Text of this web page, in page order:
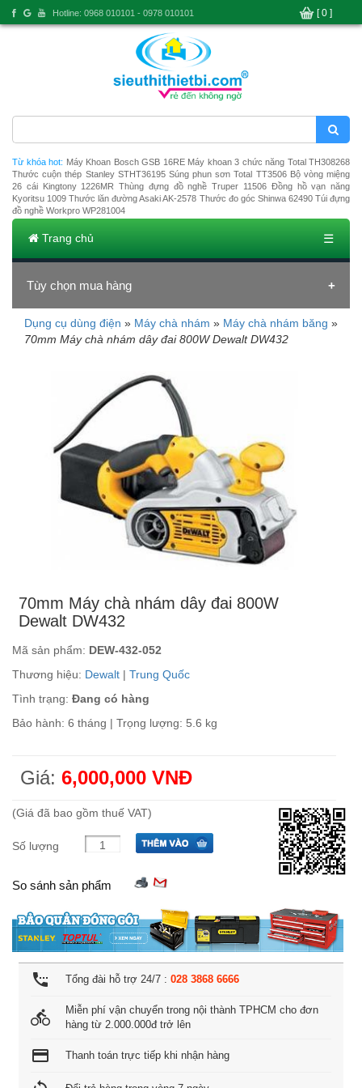
Từ khóa hot: Máy Khoan Bosch GSB 16RE Máy khoan 3 chức năng Total TH308268
Thước cuộn thép Stanley STHT36195 Súng phun sơn Total TT3506 Bộ vòng miệng
26 cái Kingtony 1226MR Thùng đựng đồ nghề Truper 11506 Đồng hồ vạn năng
Kyoritsu 1009 Thước lăn đường Asaki AK-2578 Thước đo góc Shinwa 62490 Túi đựng
đồ nghề Workpro WP281004
Trang chủ ☰
Tùy chọn mua hàng
Đang tải dữ liệu
Dụng cụ dùng điện » Máy chà nhám » Máy chà nhám băng »
70mm Máy chà nhám dây đai 800W Dewalt DW432
70mm Máy chà nhám dây đai 800W
Dewalt DW432
Mã sản phẩm: DEW-432-052
Thương hiệu: Dewalt | Trung Quốc
Tình trạng: Đang có hàng
Bảo hành: 6 tháng | Trọng lượng: 5.6 kg
Giá: 6,000,000 VNĐ
(Giá đã bao gồm thuế VAT)
Số lượng
So sánh sản phẩm
settings_phone Tổng đài hỗ trợ 24/7 : 028 3868 6666
directions_bike
Miễn phí vận chuyển trong nội thành TPHCM cho đơn
hàng từ 2.000.000đ trở lên
credit_card Thanh toán trực tiếp khi nhận hàng
Hotline: 0968 010101 - 0978 010101 [ 0 ]